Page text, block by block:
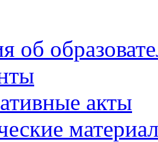
об
акты